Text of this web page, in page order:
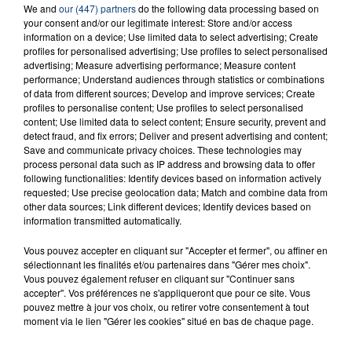
23 juillet 2026
INCENDIE MORTEL À LENS : UNE FEMME ET
SON BÉBÉ ENTRE LA VIE ET LA...
Un homme s'est immolé par le feu après avoir
aspergé sa compagne et leur bébé de trois mois
d'un liquide inflammable.
20 juillet 2026
We and our (447) partnersdo the following data processing based on
your consent and/or our legitimate interest: Store and/or access
information on a device; Use limited data to select advertising; Create
profiles for personalised advertising; Use profiles to select personalised
advertising; Measure advertising performance; Measure content
performance; Understand audiences through statistics or combinations
of data from different sources; Develop and improve services; Create
profiles to personalise content; Use profiles to select personalised
content; Use limited data to select content; Ensure security, prevent and
detect fraud, and fix errors; Deliver and present advertising and content;
Save and communicate privacy choices. These technologies may
process personal data such as IP address and browsing data to offer
following functionalities: Identify devices based on information actively
requested; Use precise geolocation data; Match and combine data from
other data sources; Link different devices; Identify devices based on
information transmitted automatically.
Vous pouvez accepter en cliquant sur "Accepter et fermer", ou affiner en
sélectionnant les finalités et/ou partenaires dans "Gérer mes choix".
Vous pouvez également refuser en cliquant sur "Continuer sans
accepter". Vos préférences ne s'appliqueront que pour ce site. Vous
pouvez mettre à jour vos choix, ou retirer votre consentement à tout
moment via le lien "Gérer les cookies" situé en bas de chaque page.